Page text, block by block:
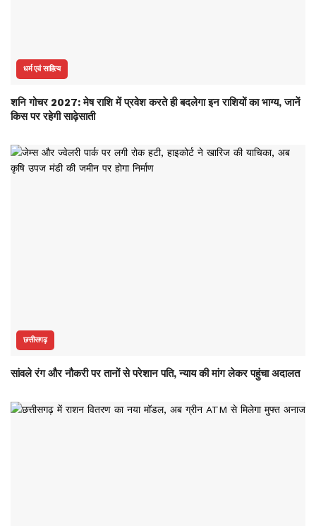
धर्म एवं साहित्य
शनि गोचर 2027: मेष राशि में प्रवेश करते ही बदलेगा इन राशियों का भाग्य, जानें
किस पर रहेगी साढ़ेसाती
छत्तीसगढ़
सांवले रंग और नौकरी पर तानों से परेशान पति, न्याय की मांग लेकर पहुंचा अदालत